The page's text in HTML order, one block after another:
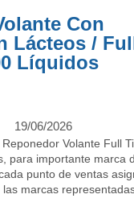
Con
Lácteos /
Líquidos
19/06/2026
Volante Full
para importante marca
punto de ventas
marcas